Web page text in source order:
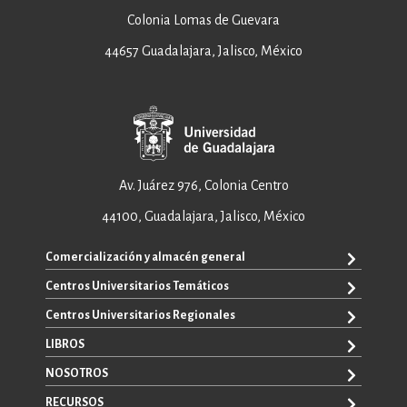
Colonia Lomas de Guevara
44657 Guadalajara, Jalisco, México
Av. Juárez 976, Colonia Centro
44100, Guadalajara, Jalisco, México
Comercialización y almacén general
ventas@editorial.udg.mx
WhatsApp: +52 33 1433 6869
Centros Universitarios Temáticos
CUAAD
CUCEA
CUCBA
Centros Universitarios Regionales
CUAAD
CUCBA
LIBROS
TODOS LOS LIBROS
E-BOOKS
NOSOTROS
RECURSOS